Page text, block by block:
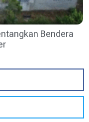
Bendera